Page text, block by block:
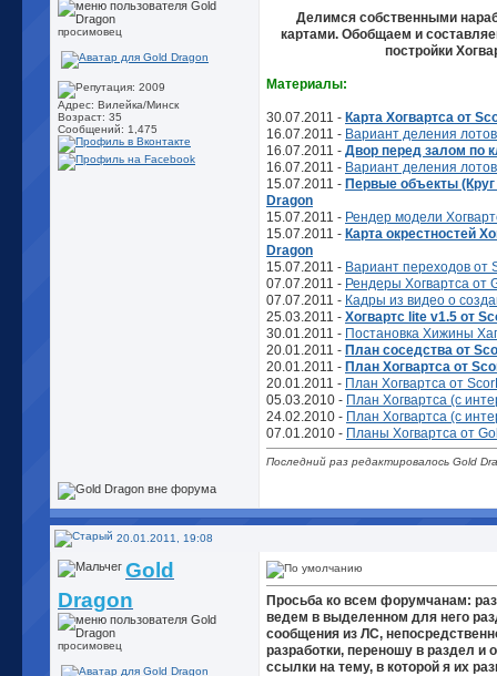
просимовец
Адрес: Вилейка/Минск
Возраст: 35
Сообщений: 1,475
Делимся собственными
картами. Обобщаем и
постройки
Материалы:
30.07.2011 - Карта Хогвартса от
16.07.2011 - Вариант деления
16.07.2011 - Двор перед залом по
16.07.2011 - Вариант деления
15.07.2011 - Первые объекты
Dragon
15.07.2011 - Рендер модели
15.07.2011 - Карта окрестностей
Dragon
15.07.2011 - Вариант переходов от
07.07.2011 - Рендеры Хогвартса от
07.07.2011 - Кадры из видео о
25.03.2011 - Хогвартс lite v1.5 от
30.01.2011 - Постановка Хижины
20.01.2011 - План соседства от
20.01.2011 - План Хогвартса от
20.01.2011 - План Хогвартса от
05.03.2010 - План Хогвартса (с
24.02.2010 - План Хогвартса (с
07.01.2010 - Планы Хогвартса от
Последний раз редактировалось Gold
20.01.2011, 19:08
Gold
Dragon
просимовец
Просьба ко всем форумчанам:
ведем в выделенном для него
сообщения из ЛС,
разработки, переношу в раздел и
ссылки на тему, в которой я их